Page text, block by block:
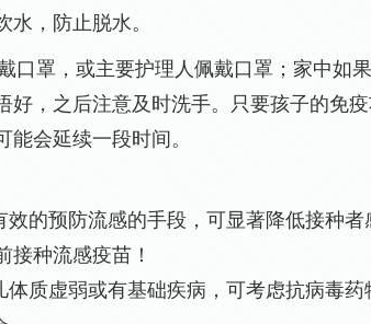
饮水，防止脱水。
口罩，或主要护理人佩戴口罩；家中如
，之后注意及时洗手。只要孩子的免
会延续一段时间。
效的预防流感的手段，可显著降低接种
种流感疫苗！
质虚弱或有基础疾病，可考虑抗病毒